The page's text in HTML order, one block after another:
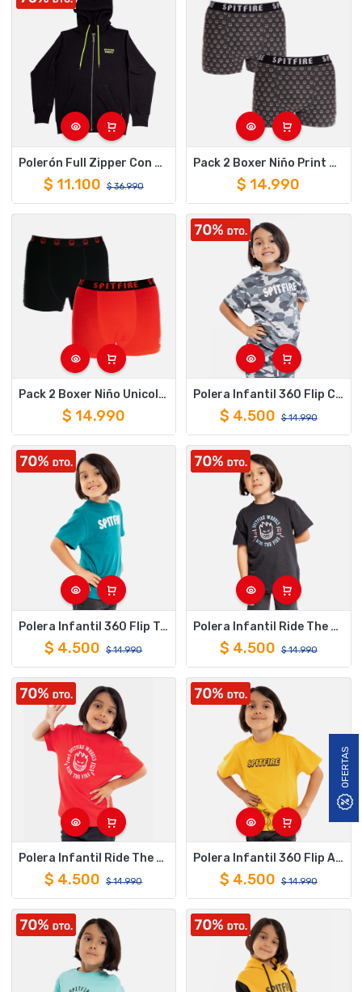
OFERTAS
Polerón Full Zipper Con Capucha Spitfire Niño Negro
$ 11.100 $36.990
Pack 2 Boxer Niño Print Gris Negro Spitfire
$ 14.990
Pack 2 Boxer Niño Unicolor Rojo Negro Spitfire
$ 14.990
Polera Infantil 360 Flip Camuflaje Gris Spitfire
$ 4.500 $14.990
Polera Infantil 360 Flip Turquesa Spitfire
$ 4.500 $14.990
Polera Infantil Ride The Fire Negro Spitfire
$ 4.500 $14.990
Polera Infantil Ride The Fire Rojo Spitfire
$ 4.500 $14.990
Polera Infantil 360 Flip Amarillo Spitfire
$ 4.500 $14.990